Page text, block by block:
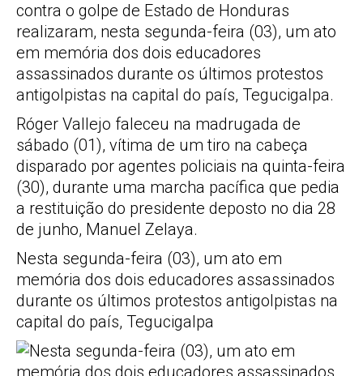
contra o golpe de Estado de Honduras
realizaram, nesta segunda-feira (03), um ato
em memória dos dois educadores
assassinados durante os últimos protestos
antigolpistas na capital do país, Tegucigalpa.
Róger Vallejo faleceu na madrugada de
sábado (01), vítima de um tiro na cabeça
disparado por agentes policiais na quinta-feira
(30), durante uma marcha pacífica que pedia
a restituição do presidente deposto no dia 28
de junho, Manuel Zelaya.
Nesta segunda-feira (03), um ato em
memória dos dois educadores assassinados
durante os últimos protestos antigolpistas na
capital do país, Tegucigalpa